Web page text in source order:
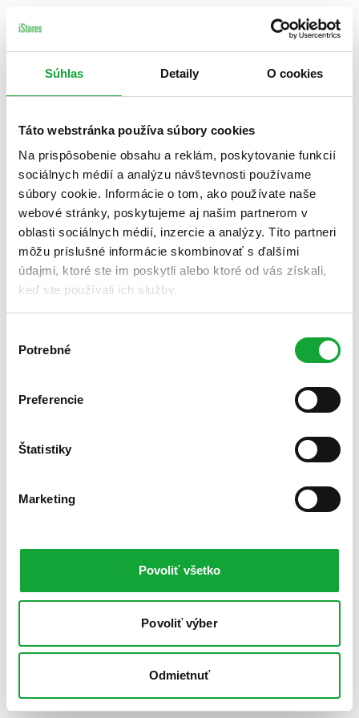
Súhlas Detaily O cookies
Táto webstránka používa súbory cookies
Na prispôsobenie obsahu a reklám, poskytovanie funkcií
sociálnych médií a analýzu návštevnosti používame
súbory cookie. Informácie o tom, ako používate naše
webové stránky, poskytujeme aj našim partnerom v
oblasti sociálnych médií, inzercie a analýzy. Títo partneri
môžu príslušné informácie skombinovať s ďalšími
údajmi, ktoré ste im poskytli alebo ktoré od vás získali,
keď ste používali ich služby.
súhlasu
Potrebné
Preferencie
Štatistiky
Marketing
Povoliť všetko
Povoliť výber
Odmietnuť